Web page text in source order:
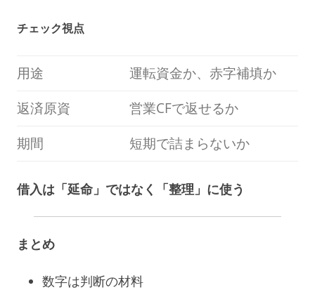
チェック視点
用途
運転資金か、赤字補填か
返済原資
営業CFで返せるか
期間
短期で詰まらないか
借入は「延命」ではなく「整理」に使う
まとめ
数字は判断の材料